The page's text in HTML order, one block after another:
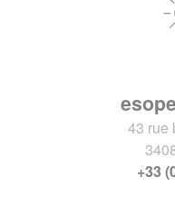
43 rue
+33